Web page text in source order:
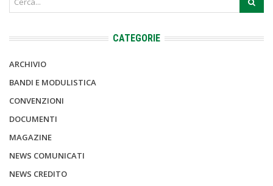
CATEGORIE
ARCHIVIO
BANDI E MODULISTICA
CONVENZIONI
DOCUMENTI
MAGAZINE
NEWS COMUNICATI
NEWS CREDITO